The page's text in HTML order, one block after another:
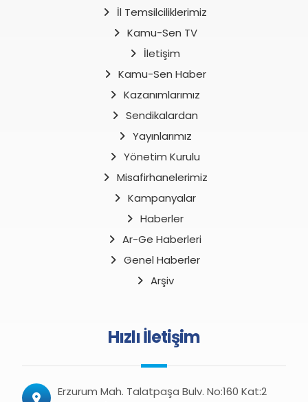
İl Temsilciliklerimiz
Kamu-Sen TV
İletişim
Kamu-Sen Haber
Kazanımlarımız
Sendikalardan
Yayınlarımız
Yönetim Kurulu
Misafirhanelerimiz
Kampanyalar
Haberler
Ar-Ge Haberleri
Genel Haberler
Arşiv
Hızlı İletişim
Erzurum Mah. Talatpaşa Bulv. No:160 Kat:2